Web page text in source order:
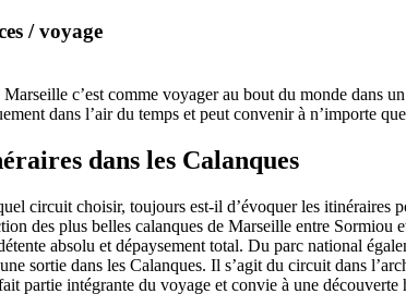
/ voyage
c’est comme voyager au bout du monde dans
dans l’air du temps et peut convenir à n’importe
dans les Calanques
circuit choisir, toujours est-il d’évoquer les itinéraires
des plus belles calanques de Marseille entre
absolu et dépaysement total. Du parc national
sortie dans les Calanques. Il s’agit du circuit dans
partie intégrante du voyage et convie à une